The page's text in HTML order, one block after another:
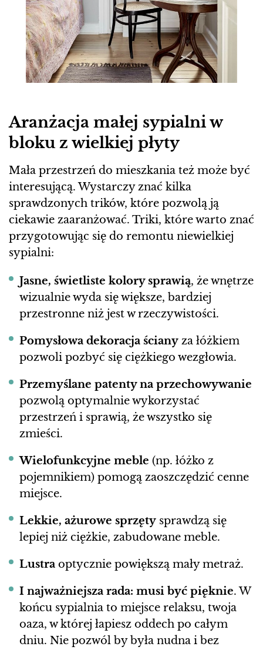
Aranżacja małej sypialni w
bloku z wielkiej płyty
Mała przestrzeń do mieszkania też może być
interesującą. Wystarczy znać kilka
sprawdzonych trików, które pozwolą ją
ciekawie zaaranżować. Triki, które warto znać
przygotowując się do remontu niewielkiej
sypialni:
Jasne, świetliste kolory sprawią, że wnętrze
wizualnie wyda się większe, bardziej
przestronne niż jest w rzeczywistości.
Pomysłowa dekoracja ściany za łóżkiem
pozwoli pozbyć się ciężkiego wezgłowia.
Przemyślane patenty na przechowywanie
pozwolą optymalnie wykorzystać
przestrzeń i sprawią, że wszystko się
zmieści.
Wielofunkcyjne meble (np. łóżko z
pojemnikiem) pomogą zaoszczędzić cenne
miejsce.
Lekkie, ażurowe sprzęty sprawdzą się
lepiej niż ciężkie, zabudowane meble.
Lustra optycznie powiększą mały metraż.
I najważniejsza rada: musi być pięknie. W
końcu sypialnia to miejsce relaksu, twoja
oaza, w której łapiesz oddech po całym
dniu. Nie pozwól by była nudna i bez